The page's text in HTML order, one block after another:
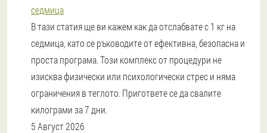
седмица
В тази статия ще ви кажем как да отслабвате с 1 кг на
седмица, като се ръководите от ефективна, безопасна и
проста програма. Този комплекс от процедури не
изисква физически или психологически стрес и няма
ограничения в теглото. Пригответе се да свалите
килограми за 7 дни.
5 Август 2026